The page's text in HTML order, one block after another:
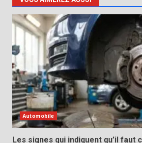
Automobile
Les signes qui indiquent qu’il faut